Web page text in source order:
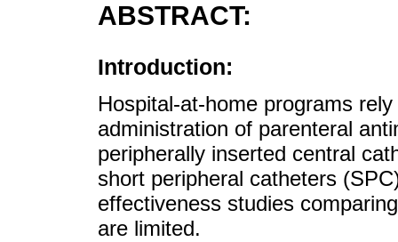
ABSTRACT:
Introduction:
Hospital-at-home programs
administration of parenteral
peripherally inserted central
short peripheral catheters
effectiveness studies
are limited.